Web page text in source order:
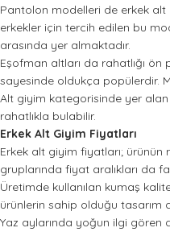
Pantolon modelleri de erkek alt
erkekler için tercih edilen bu
arasında yer almaktadır.
Eşofman altları da rahatlığı
sayesinde oldukça popülerdir.
Alt giyim kategorisinde yer alan
rahatlıkla bulabilir.
Erkek Alt Giyim Fiyatları
Erkek alt giyim fiyatları;
gruplarında fiyat aralıkları da
Üretimde kullanılan kumaş
ürünlerin sahip olduğu tasarım
Yaz aylarında yoğun ilgi gören